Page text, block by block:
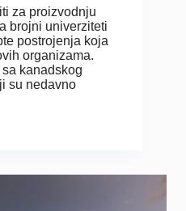
za proizvodnju
brojni univerziteti
postrojenja koja
organizama.
kanadskog
su nedavno